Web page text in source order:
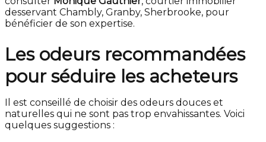
desservant Chambly, Granby, Sherbrooke, pour
bénéficier de son expertise.
Les odeurs recommandées
pour séduire les acheteurs
Il est conseillé de choisir des odeurs douces et
naturelles qui ne sont pas trop envahissantes. Voici
quelques suggestions :